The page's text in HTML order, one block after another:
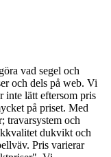
vad segel och
och dels på web. Vi
inte lätt eftersom pris
på priset. Med
travarsystem och
dukvikt och
Pris varierar